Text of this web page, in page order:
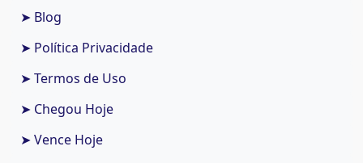
➤ Blog
➤ Política Privacidade
➤ Termos de Uso
➤ Chegou Hoje
➤ Vence Hoje